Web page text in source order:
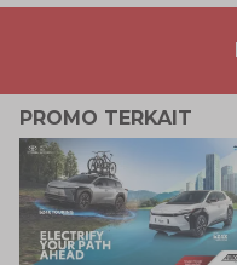
PROMO TERKAIT